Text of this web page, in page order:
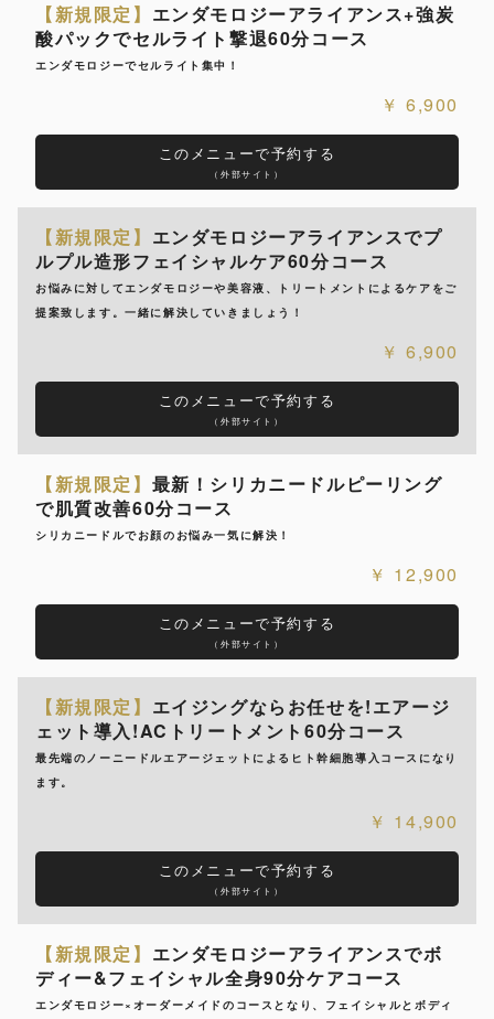
【新規限定】 エンダモロジーアライアンス+強炭
酸パックでセルライト撃退60分コース
エンダモロジーでセルライト集中！
6,900
このメニューで予約する
（外部サイト）
【新規限定】 エンダモロジーアライアンスでプ
ルプル造形フェイシャルケア60分コース
お悩みに対してエンダモロジーや美容液、トリートメントによるケアをご
提案致します。一緒に解決していきましょう！
6,900
このメニューで予約する
（外部サイト）
【新規限定】 最新！シリカニードルピーリング
で肌質改善60分コース
シリカニードルでお顔のお悩み一気に解決！
12,900
このメニューで予約する
（外部サイト）
【新規限定】 エイジングならお任せを!エアージ
ェット導入!ACトリートメント60分コース
最先端のノーニードルエアージェットによるヒト幹細胞導入コースになり
ます。
14,900
このメニューで予約する
（外部サイト）
【新規限定】 エンダモロジーアライアンスでボ
ディー&フェイシャル全身90分ケアコース
エンダモロジー×オーダーメイドのコースとなり、フェイシャルとボディ